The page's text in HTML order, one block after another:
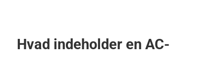
Hvad indeholder en AC-